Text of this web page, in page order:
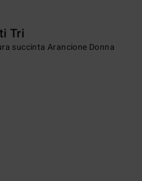
Tri
succinta Arancione Donna